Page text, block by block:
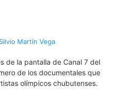
Silvio Martín Vega
de la pantalla de Canal 7 del
de los documentales que
olímpicos chubutenses.